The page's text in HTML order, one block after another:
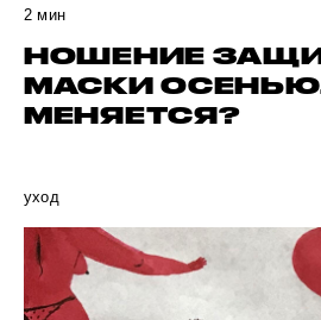
2 мин
НОШЕНИЕ
МАСКИ
МЕНЯЕТСЯ?
уход